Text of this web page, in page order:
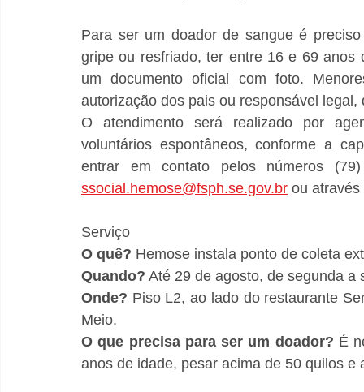
Para ser um doador de sangue é
gripe ou resfriado, ter entre 16 e 69
um documento oficial com foto.
autorização dos pais ou responsável
O atendimento será realizado por
voluntários espontâneos, conforme a
ssocial.hemose@fsph.se.gov.br ou através
Serviço
O quê? Hemose instala ponto de coleta
Quando? Até 29 de agosto, de segunda a
Onde? Piso L2, ao lado do restaurante
Meio.
O que precisa para ser um doador? É
anos de idade, pesar acima de 50 quilos